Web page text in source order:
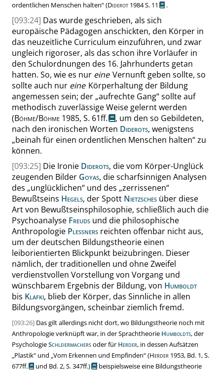
ordentlichen Menschen halten“(Diderot 1984S. 11 .
[093:24] Das wurde geschrieben, als sich
europäische Pädagogen anschickten, den Körper in
das neuzeitliche Curriculum einzuführen, und zwar
ungleich rigoroser, als das schon ihre Vorläufer in
den Schulordnungen des 16. Jahrhunderts getan
hatten. So, wie es nur eine Vernunft geben sollte, so
sollte auch nur eine Körperhaltung der Bildung
angemessen sein; der „aufrechte Gang“sollte auf
methodisch zuverlässige Weise gelernt werden
(Böhme/Böhme 1985, S. 61ff. , um den so Gebildeten,
nach den ironischen Worten Diderots, wenigstens
„beinah für einen ordentlichen Menschen halten“zu
können.
[093:25] Die Ironie Diderots, die vom Körper-Unglück
zeugenden Bilder Goyas, die scharfsinnigen Analysen
des „unglücklichen“ und des „zerrissenen“
Bewußtseins Hegels, der Spott Nietzsches über diese
Art von Bewußtseinsphilosophie, schließlich auch die
Psychoanalyse Freuds und die philosophische
Anthropologie Plessners reichten offenbar nicht aus,
um der deutschen Bildungstheorie einen
leiborientierten Blickpunkt beizubringen. Dieser
nämlich, der traditionellen und ohne Zweifel
verdienstvollen Vorstellung von Vorgang und
wünschbarem Ergebnis der Bildung, von Humboldt
bis Klafki, blieb der Körper, das Sinnliche in allen
Bildungsvorgängen, scheinbar ziemlich fremd.
[093:26] Das gilt allerdings nicht dort, wo Bildungstheorie noch mit
Anthropologie verknüpft war, in der Sprachtheorie Humboldts, der
PsychologieSchleiermachersoder für Herder, in dessen Aufsätzen
„Plastik“ und „Vom Erkennen und Empfinden“(Herder 1953, Bd. 1, S.
677ff.
und Bd. 2, S. 347ff.)
beispielsweise eine Bildungstheorie